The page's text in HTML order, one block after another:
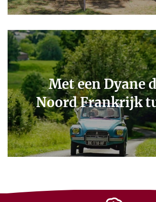
Met een Dyane
Noord Frankrijk